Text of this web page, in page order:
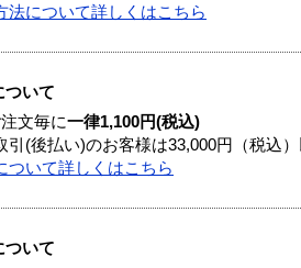
法について詳しくはこちら
ついて
文毎に一律1,100円(税込)
(後払い)のお客様は33,000円（税込）
ついて詳しくはこちら
ついて